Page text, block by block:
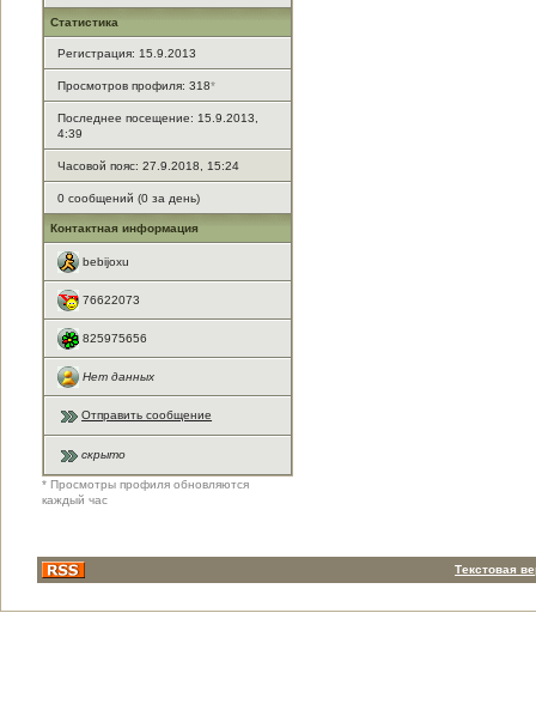
Статистика
Регистрация: 15.9.2013
Просмотров профиля: 318*
Последнее посещение: 15.9.2013,
4:39
Часовой пояс: 27.9.2018, 15:24
0 сообщений (0 за день)
Контактная информация
bebijoxu
76622073
825975656
Нет данных
Отправить сообщение
скрыто
* Просмотры профиля обновляются
каждый час
Текстовая